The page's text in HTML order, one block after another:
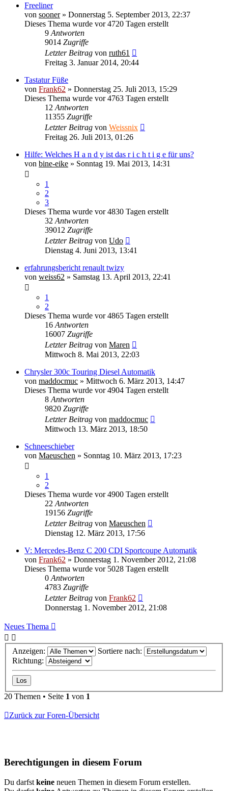
Freeliner
von sooner» Donnerstag 5. September 2013, 22:37
Dieses Thema wurde vor 4720 Tagen erstellt
9 Antworten
9014 Zugriffe
Letzter Beitrag von ruth61
Freitag 3. Januar 2014, 20:44
Tastatur Füße
von Frank62 » Donnerstag 25. Juli 2013, 15:29
Dieses Thema wurde vor 4763 Tagen erstellt
12 Antworten
11355 Zugriffe
Letzter Beitrag von Weissnix
Freitag 26. Juli 2013, 01:26
Hilfe: Welches H a n d y ist das r i c h t i g e für uns?
von bine-eike » Sonntag 19. Mai 2013, 14:31
1
2
3
Dieses Thema wurde vor 4830 Tagen erstellt
32 Antworten
39012 Zugriffe
Letzter Beitrag von Udo
Dienstag 4. Juni 2013, 13:41
erfahrungsbericht renault twizy
von weiss62 » Samstag 13. April 2013, 22:41
1
2
Dieses Thema wurde vor 4865 Tagen erstellt
16 Antworten
16007 Zugriffe
Letzter Beitrag von Maren
Mittwoch 8. Mai 2013, 22:03
Chrysler 300c Touring Diesel Automatik
von maddocmuc » Mittwoch 6. März 2013, 14:47
Dieses Thema wurde vor 4904 Tagen erstellt
8 Antworten
9820 Zugriffe
Letzter Beitrag von maddocmuc
Mittwoch 13. März 2013, 18:50
Schneeschieber
von Maeuschen » Sonntag 10. März 2013, 17:23
1
2
Dieses Thema wurde vor 4900 Tagen erstellt
22 Antworten
19156 Zugriffe
Letzter Beitrag von Maeuschen
Dienstag 12. März 2013, 17:56
V: Mercedes-Benz C 200 CDI Sportcoupe Automatik
von Frank62 » Donnerstag 1. November 2012, 21:08
Dieses Thema wurde vor 5028 Tagen erstellt
0 Antworten
4783 Zugriffe
Letzter Beitrag von Frank62
Donnerstag 1. November 2012, 21:08
Neues Thema
Anzeigen:
Sortiere nach:
Richtung:
20 Themen • Seite 1 von 1
Zurück zur Foren-Übersicht
Berechtigungen in diesem Forum
Du darfst keine neuen Themen in diesem Forum erstellen.